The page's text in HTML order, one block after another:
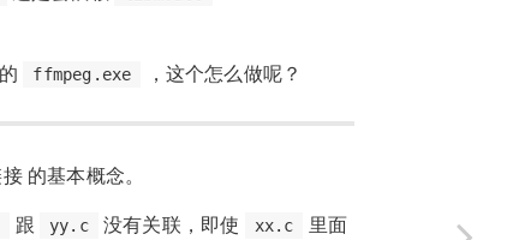
ffmpeg.exe ，这个怎么做呢？
的基本概念。
跟 yy.c 没有关联，即使 xx.c
里面